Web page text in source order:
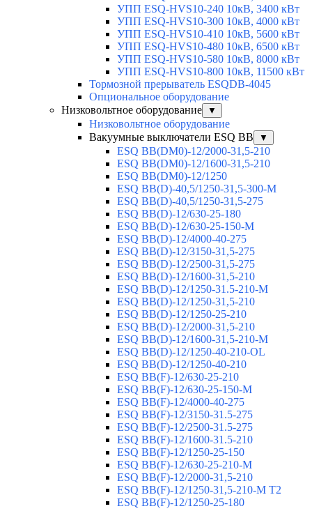
УПП ESQ-HVS10-240 10кВ, 3400 кВт
УПП ESQ-HVS10-300 10кВ, 4000 кВт
УПП ESQ-HVS10-410 10кВ, 5600 кВт
УПП ESQ-HVS10-480 10кВ, 6500 кВт
УПП ESQ-HVS10-580 10кВ, 8000 кВт
УПП ESQ-HVS10-800 10кВ, 11500 кВт
Тормозной прерыватель ESQDB-4045
Опциональное оборудование
Низковольтное оборудование
▼
Низковольтное оборудование
Вакуумные выключатели ESQ BB
▼
ESQ ВВ(DM0)-12/2000-31,5-210
ESQ ВВ(DM0)-12/1600-31,5-210
ESQ ВВ(DM0)-12/1250
ESQ ВВ(D)-40,5/1250-31,5-300-М
ESQ ВВ(D)-40,5/1250-31,5-275
ESQ ВВ(D)-12/630-25-180
ESQ ВВ(D)-12/630-25-150-М
ESQ ВВ(D)-12/4000-40-275
ESQ ВВ(D)-12/3150-31,5-275
ESQ ВВ(D)-12/2500-31,5-275
ESQ ВВ(D)-12/1600-31,5-210
ESQ ВВ(D)-12/1250-31.5-210-М
ESQ ВВ(D)-12/1250-31,5-210
ESQ ВВ(D)-12/1250-25-210
ESQ BB(D)-12/2000-31,5-210
ESQ BB(D)-12/1600-31,5-210-М
ESQ BB(D)-12/1250-40-210-OL
ESQ BB(D)-12/1250-40-210
ESQ ВВ(F)-12/630-25-210
ESQ ВВ(F)-12/630-25-150-М
ESQ ВВ(F)-12/4000-40-275
ESQ ВВ(F)-12/3150-31.5-275
ESQ ВВ(F)-12/2500-31.5-275
ESQ ВВ(F)-12/1600-31.5-210
ESQ ВВ(F)-12/1250-25-150
ESQ BB(F)-12/630-25-210-М
ESQ BB(F)-12/2000-31,5-210
ESQ BB(F)-12/1250-31,5-210-М T2
ESQ BB(F)-12/1250-25-180